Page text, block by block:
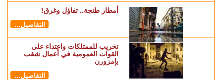
أمطار طنجة.. تفاؤل وغرق!
التفاصيل...
تخريب للممتلكات واعتداء على
القوات العمومية في أعمال شغب
بإمزورن
التفاصيل...